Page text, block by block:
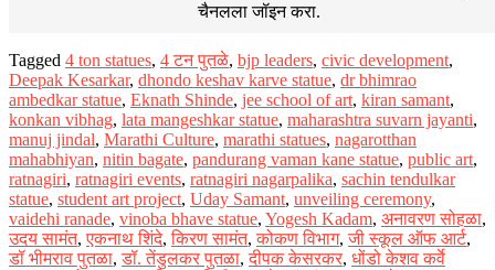
चैनलला जॉइन करा.
Tagged 4 ton statues, 4 टन पुतळे, bjp leaders, civic development,
Deepak Kesarkar, dhondo keshav karve statue, dr bhimrao
ambedkar statue, Eknath Shinde, jee school of art, kiran samant,
konkan vibhag, lata mangeshkar statue, maharashtra suvarn jayanti,
manuj jindal, Marathi Culture, marathi statues, nagarotthan
mahabhiyan, nitin bagate, pandurang vaman kane statue, public art,
ratnagiri, ratnagiri events, ratnagiri nagarpalika, sachin tendulkar
statue, student art project, Uday Samant, unveiling ceremony,
vaidehi ranade, vinoba bhave statue, Yogesh Kadam, अनावरण सोहळा,
उदय सामंत,एकनाथ शिंदे,किरण सामंत,कोकण विभाग,जी स्कूल ऑफ आर्ट,
डॉ भीमराव पुतळा,डॉ. तेंडुलकर पुतळा,दीपक केसरकर, धोंडो केशव कर्वे